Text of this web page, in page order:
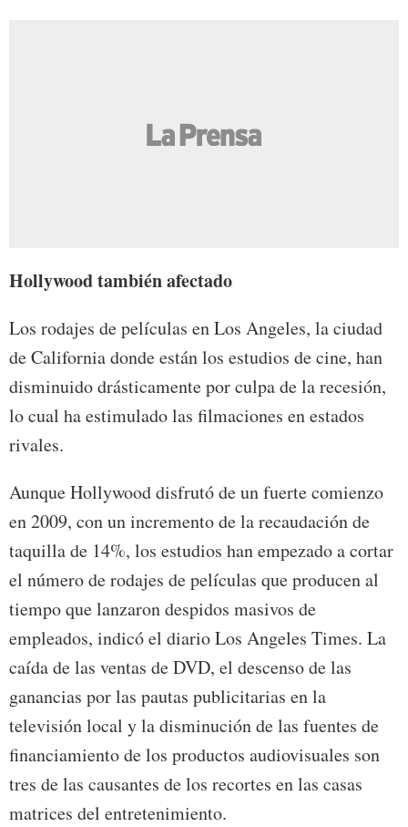
Hollywood también afectado
Los rodajes de películas en Los Angeles, la ciudad
de California donde están los estudios de cine, han
disminuido drásticamente por culpa de la recesión,
lo cual ha estimulado las filmaciones en estados
rivales.
Aunque Hollywood disfrutó de un fuerte comienzo
en 2009, con un incremento de la recaudación de
taquilla de 14%, los estudios han empezado a cortar
el número de rodajes de películas que producen al
tiempo que lanzaron despidos masivos de
empleados, indicó el diario Los Angeles Times. La
caída de las ventas de DVD, el descenso de las
ganancias por las pautas publicitarias en la
televisión local y la disminución de las fuentes de
financiamiento de los productos audiovisuales son
tres de las causantes de los recortes en las casas
matrices del entretenimiento.